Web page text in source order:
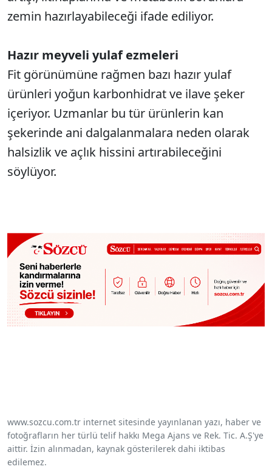
zemin hazırlayabileceği ifade ediliyor.
Hazır meyveli yulaf ezmeleri
Fit görünümüne rağmen bazı hazır yulaf
ürünleri yoğun karbonhidrat ve ilave şeker
içeriyor. Uzmanlar bu tür ürünlerin kan
şekerinde ani dalgalanmalara neden olarak
halsizlik ve açlık hissini artırabileceğini
söylüyor.
www.sozcu.com.tr internet sitesinde yayınlanan yazı, haber ve
fotoğrafların her türlü telif hakkı Mega Ajans ve Rek. Tic. A.Ş'ye
aittir. İzin alınmadan, kaynak gösterilerek dahi iktibas
edilemez.